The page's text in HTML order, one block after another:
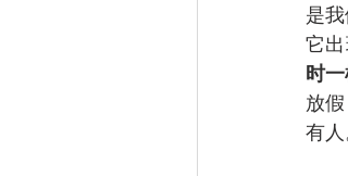
是
它
时
放
有